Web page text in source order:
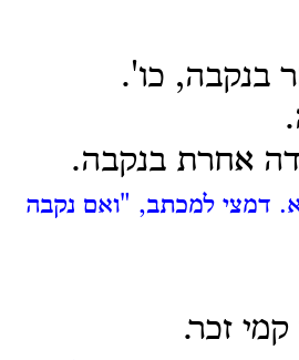
בנקבה, כו'.
אחרת בנקבה.
דמצי למכתב, "ואם נקבה
קמי זכר.